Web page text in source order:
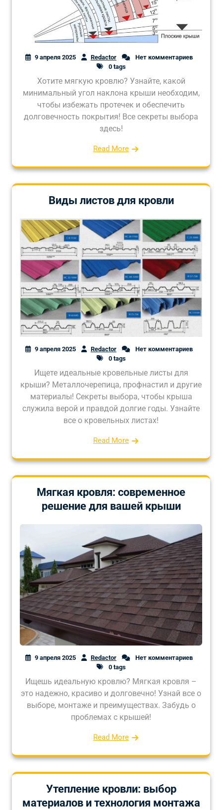
9 апреля 2025 Redactor
Нет комментариев
0 tags
Хотите мягкую кровлю? Узнайте, какой
минимальный угол наклона крыши необходим,
чтобы избежать протечек и обеспечить
долговечность покрытия! Все секреты выбора
здесь!
Read More
Виды листов для кровли
9 апреля 2025 Redactor
Нет комментариев
0 tags
Ищете идеальные кровельные листы для
крыши? Металлочерепица, профнастил и другие
материалы! Секреты выбора, чтобы крыша
служила верой и правдой долгие годы. Узнайте
все о кровельных листах!
Read More
Мягкая кровля: современное
решение для вашей крыши
9 апреля 2025 Redactor
Нет комментариев
0 tags
Ищешь идеальную кровлю? Мягкая кровля –
это надежно, красиво и долговечно! Узнай все о
выборе, монтаже и преимуществах. Забудь о
проблемах с крышей!
Read More
Утепление кровли: выбор
материалов и технология монтажа